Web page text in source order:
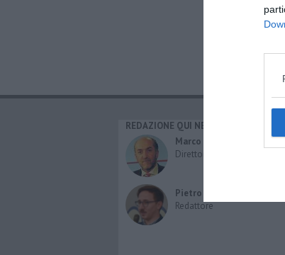
REDAZIONE QUI NEWS
Marco Migli
Direttore Responsabile
Pietro Mattonai
Redattore